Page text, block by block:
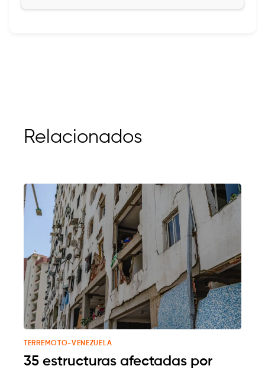
Relacionados
TERREMOTO-VENEZUELA
35 estructuras afectadas por